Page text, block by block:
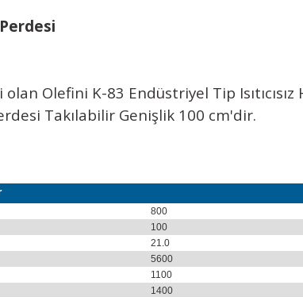
olan Olefini K-83 Endüstriyel Tip
Takılabilir Genişlik 100 cm'dir.
800
100
21.0
5600
1100
1400